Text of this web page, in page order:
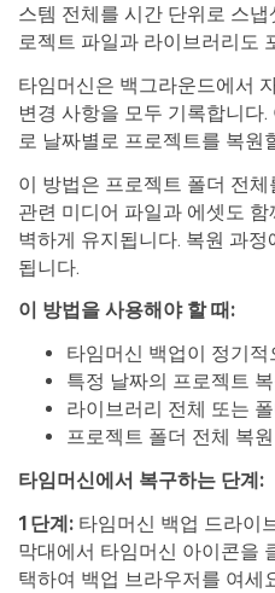
스템 전체를 시간 단위로 스
로젝트 파일과 라이브러리도
타임머신은 백그라운드에서
변경 사항을 모두 기록합니다
로 날짜별로 프로젝트를 복원
이 방법은 프로젝트 폴더 전
관련 미디어 파일과 에셋도
벽하게 유지됩니다. 복원 과
됩니다.
이 방법을 사용해야 할 때:
타임머신 백업이 정기
특정 날짜의 프로젝트
라이브러리 전체 또는
프로젝트 폴더 전체 복
타임머신에서 복구하는 단계:
1단계: 타임머신 백업 드라이
막대에서 타임머신 아이콘을
택하여 백업 브라우저를 여세